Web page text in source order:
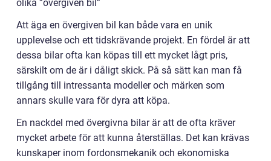
olika ”övergiven bil”
Att äga en övergiven bil kan både vara en unik
upplevelse och ett tidskrävande projekt. En fördel är att
dessa bilar ofta kan köpas till ett mycket lågt pris,
särskilt om de är i dåligt skick. På så sätt kan man få
tillgång till intressanta modeller och märken som
annars skulle vara för dyra att köpa.
En nackdel med övergivna bilar är att de ofta kräver
mycket arbete för att kunna återställas. Det kan krävas
kunskaper inom fordonsmekanik och ekonomiska